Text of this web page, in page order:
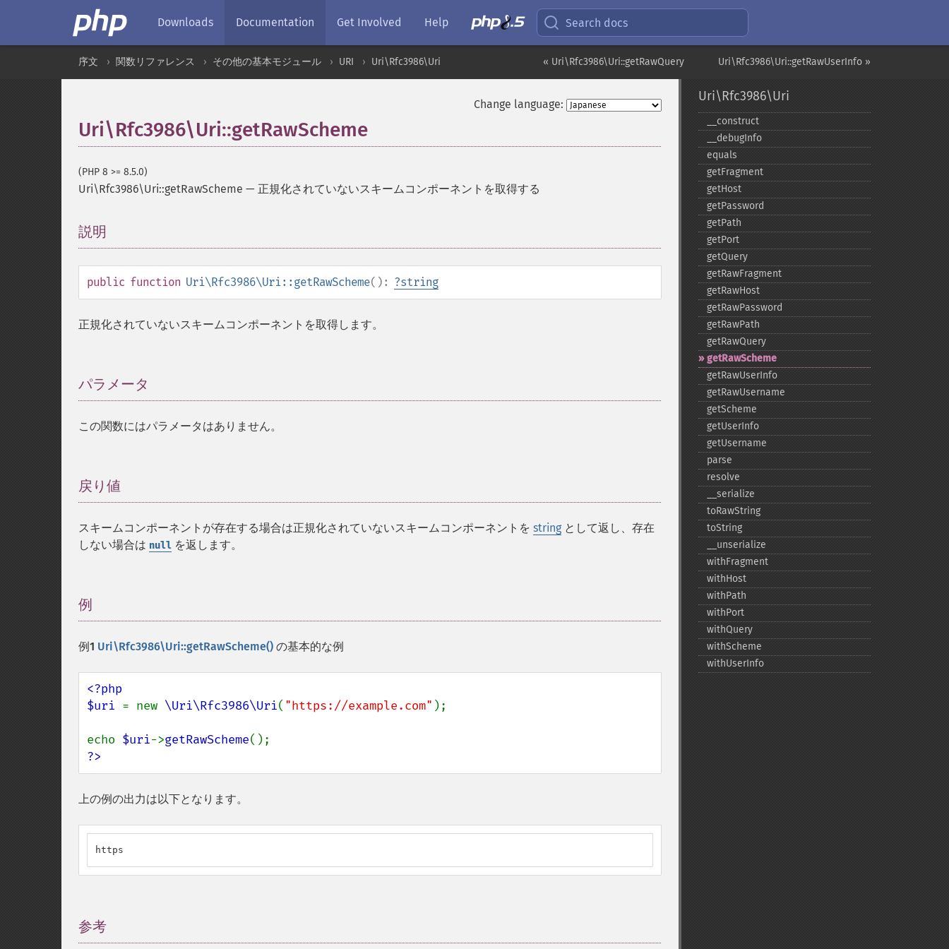
Downloads Documentation Get Involved Help Search docs
Uri\Rfc3986\Uri::getRawUserInfo »
« Uri\Rfc3986\Uri::getRawQuery
序文 関数リファレンス その他の基本モジュール URI Uri\Rfc3986\Uri
Change language:
Uri\Rfc3986\Uri::getRawScheme
(PHP 8 >= 8.5.0)
Uri\Rfc3986\Uri::getRawScheme — 正規化されていないスキームコンポーネントを取得する
説明
public function Uri\Rfc3986\Uri::getRawScheme(): ?string
正規化されていないスキームコンポーネントを取得します。
パラメータ
この関数にはパラメータはありません。
戻り値
スキームコンポーネントが存在する場合は正規化されていないスキームコンポーネントを string として返し、存在
しない場合は null を返します。
例
例1 Uri\Rfc3986\Uri::getRawScheme() の基本的な例
<?php
$uri = new \Uri\Rfc3986\Uri( "https://example.com" );
echo $uri->getRawScheme
?>
上の例の出力は以下となります。
https
参考
Uri\Rfc3986\Uri
_​_​construct
_​_​debugInfo
equals
getFragment
getHost
getPassword
getPath
getPort
getQuery
getRawFragment
getRawHost
getRawPassword
getRawPath
getRawQuery
getRawScheme
getRawUserInfo
getRawUsername
getScheme
getUserInfo
getUsername
parse
resolve
_​_​serialize
toRawString
toString
_​_​unserialize
withFragment
withHost
withPath
withPort
withQuery
withScheme
withUserInfo